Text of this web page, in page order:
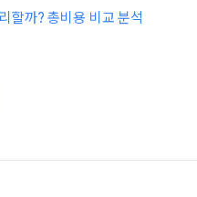
할까? 총비용 비교 분석